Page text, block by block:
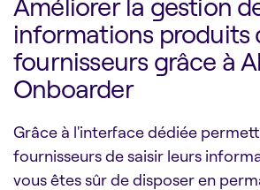
informations produits
fournisseurs grâce à
Onboarder
Grâce à l'interface dédiée
fournisseurs de saisir leurs
vous êtes sûr de disposer en